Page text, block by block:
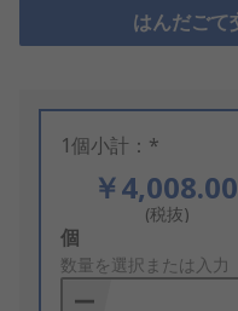
はんだごて
1個小計：*
￥4,008.00
(税抜)
Add
to
Basket
個
数量を選択または入力